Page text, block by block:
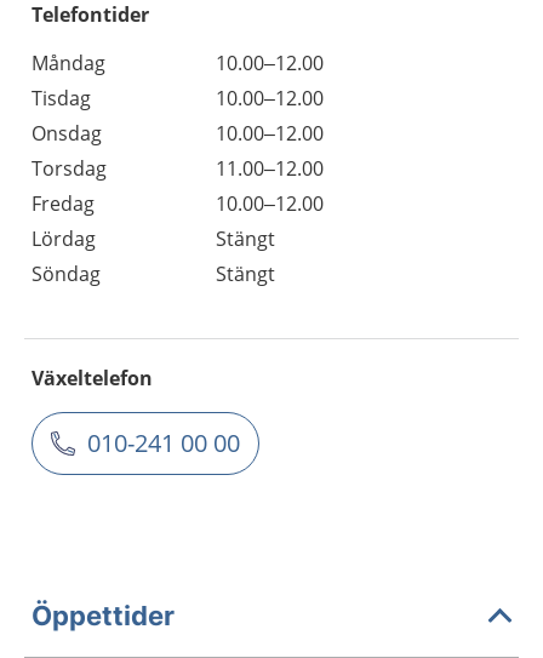
Telefontider
Måndag
10.00–12.00
Tisdag
10.00–12.00
Onsdag
10.00–12.00
Torsdag
11.00–12.00
Fredag
10.00–12.00
Lördag
Stängt
Söndag
Stängt
Växeltelefon
010-241 00 00
Öppettider